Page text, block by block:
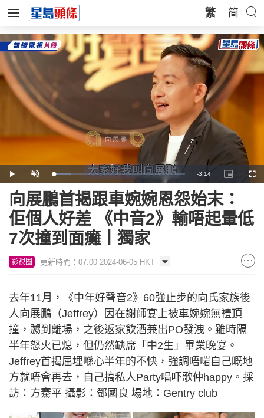
繁 简
Play Unmute Loaded:
14.00%
Remaining
Time
-3:14
Picture-
in-
向展鵬首揭跟車婉婉恩怨始末：
佢個人好差 《中音2》輸唔起暈低
7次撞到面癱丨獨家
影視圈 更新時間：07:00 2024-06-05 HKT
去年11月，《中年好聲音2》60強止步的向氏家族後
人向展鵬（Jeffrey）因在謝師宴上被車婉婉無禮頂
撞，嬲到離場，之後返家飲酒兼出PO發洩。雖時隔
半年怒火已熄，但仍然缺席「中2生」畢業晚宴。
Jeffrey首揭屈埋喺心半年的不快，強調唔啱自己嘅地
方就唔會再去，自己搞私人Party唱吓歌仲happy。採
訪：方騫平 攝影：鄧國良 場地：Gentry club